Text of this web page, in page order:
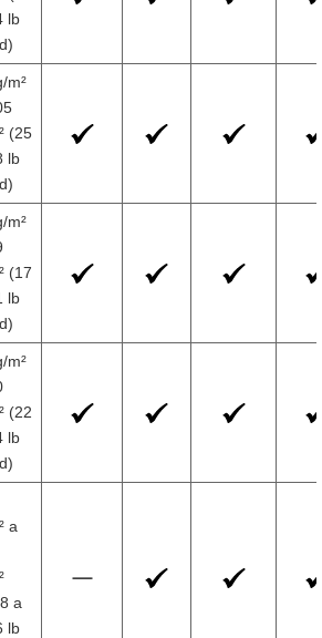
lb
m²
(25
lb
m²
(17
lb
m²
(22
lb
a
a
lb